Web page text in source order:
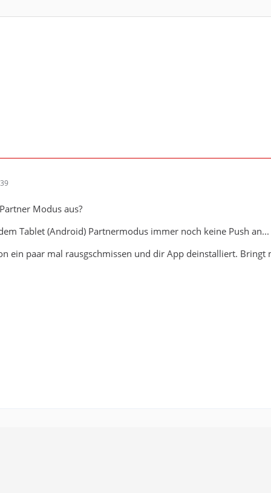
Modus aus?
Tablet (Android) Partnermodus immer noch keine Push an...
ein paar mal rausgschmissen und dir App deinstalliert. Bringt